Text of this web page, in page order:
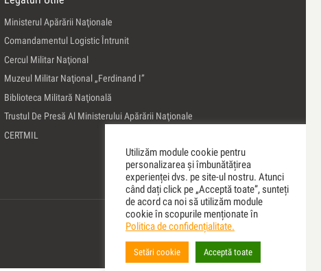
Ministerul Apărării Naţionale
Comandamentul Logistic Întrunit
Cercul Militar Naţional
Muzeul Militar Naţional „Ferdinand I”
Biblioteca Militară Naţională
Trustul De Presă Al Ministerului Apărării Naţionale
CERTMIL
Utilizăm module cookie pentru
personalizarea și îmbunătățirea
experienței dvs. pe site-ul nostru. Atunci
când dați click pe „Acceptă toate”, sunteți
de acord ca noi să utilizăm module
cookie în scopurile menționate în
Politica de confidențialitate.
Setări cookie Acceptă toate